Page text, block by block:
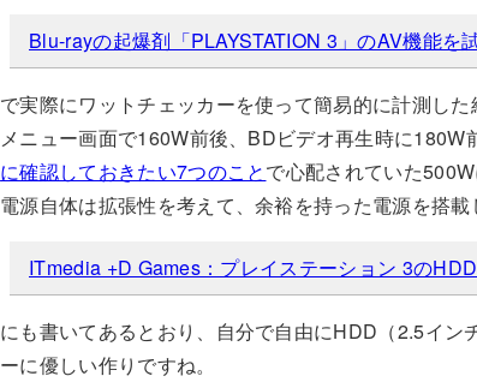
Blu-rayの起爆剤「PLAYSTATION 3」のAV機能を
で実際にワットチェッカーを使って簡易的に計測した
メニュー画面で160W前後、BDビデオ再生時に180W
に確認しておきたい7つのことで心配されていた
電源自体は拡張性を考えて、余裕を持った電源を搭載
ITmedia +D Games：プレイステーション 3の
にも書いてあるとおり、自分で自由にHDD（2.5イ
ーに優しい作りですね。